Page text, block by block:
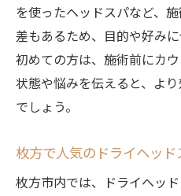
を使ったヘッドスパなど、
差もあるため、目的や好み
初めての方は、施術前にカ
状態や悩みを伝えると、よ
でしょう。
枚方で人気のドライヘッ
枚方市内では、ドライヘッ